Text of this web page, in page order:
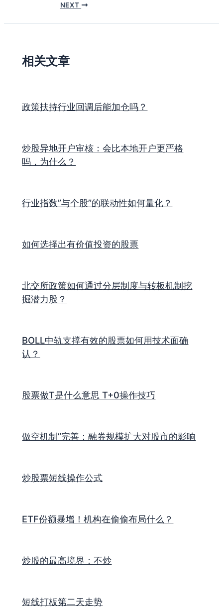
NEXT
相关文章
政策扶持行业回调后能加仓吗？
炒股异地开户审核：会比本地开户更严格
吗，为什么？
行业指数”与个股”的联动性如何量化？
如何选择出有价值投资的股票
北交所政策如何通过分层制度与转板机制挖
掘潜力股？
BOLL中轨支撑有效的股票如何用技术面确
认？
股票做T是什么意思 T+0操作技巧
做空机制”完善：融券规模扩大对股市的影响
炒股票短线操作公式
ETF份额暴增！机构在偷偷布局什么？
炒股的最高境界：不炒
短线打板第二天走势